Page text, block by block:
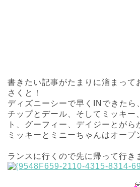
書きたい記事がたまりに溜まって
さくと！
ディズニーシーで早くINできたら
チップとデール、そしてミッキー
ト、グーフィー、デイジーとがら
ミッキーとミニーちゃんはオープ
ランスに行くので先に帰って行き